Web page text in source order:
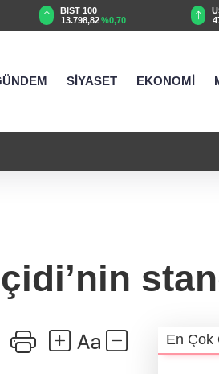
BIST 100
13.798,82 %0,70
SİYASET EKONOMİ
8 maddelik bildiri... Terörsüz Türkiye,
En Çok